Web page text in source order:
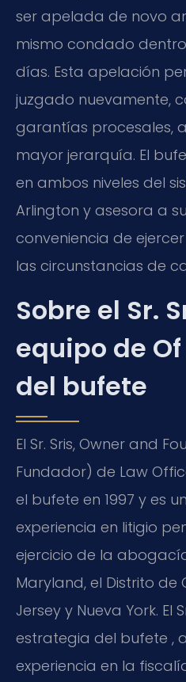
ser apelada de novo
mismo condado
días. Esta apelación
juzgado nuevamente,
garantías procesales,
mayor jerarquía. El
en ambos niveles del
Arlington y asesora a
conveniencia de
las circunstancias de
Sobre el Sr.
equipo de
del bufete
El Sr. Sris, Owner and
Fundador) de Law
el bufete en 1997 y es
experiencia en litigio
ejercicio de la
Maryland, el Distrito de
Jersey y Nueva York. El
estrategia del bufete ,
experiencia en la